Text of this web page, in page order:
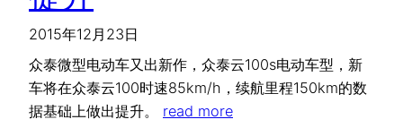
2015年12月23日
众泰微型电动车又出新作，众泰云100s电动车型，新
车将在众泰云100时速85km/h，续航里程150km的数
据基础上做出提升。 read more